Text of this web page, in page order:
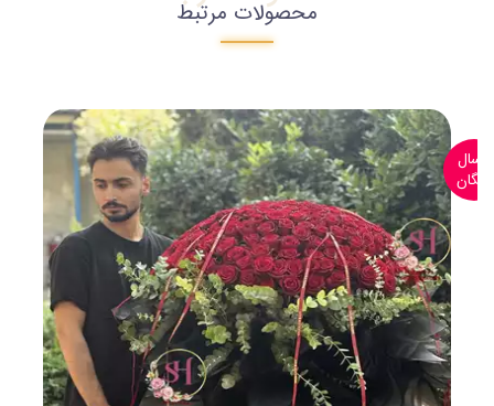
محصولات مرتبط
ارسال
رایگان